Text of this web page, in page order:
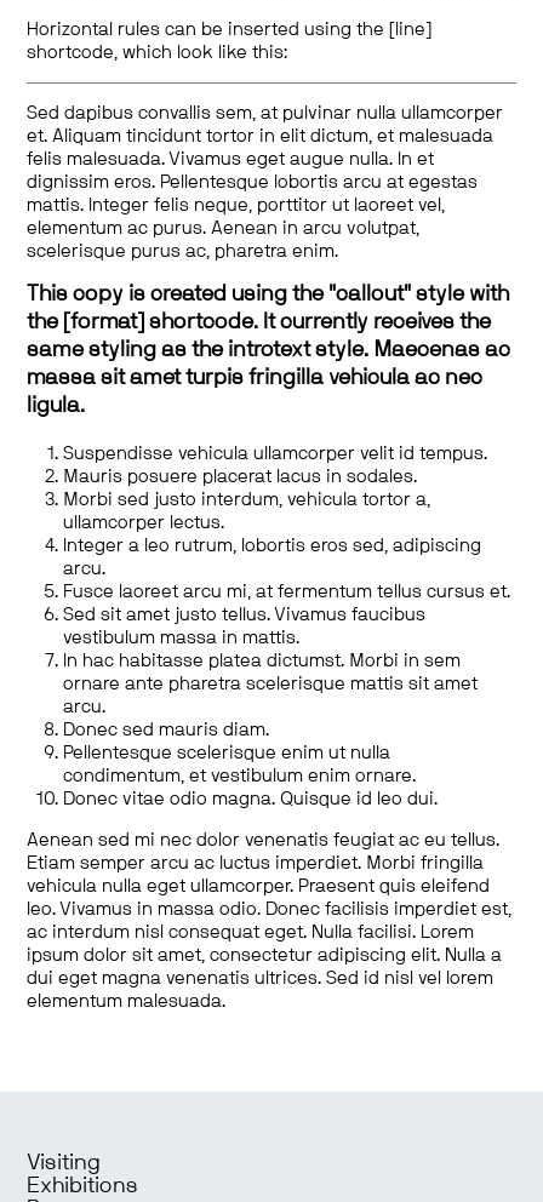
Horizontal rules can be inserted using the [line]
shortcode, which look like this:
Sed dapibus convallis sem, at pulvinar nulla ullamcorper
et. Aliquam tincidunt tortor in elit dictum, et malesuada
felis malesuada. Vivamus eget augue nulla. In et
dignissim eros. Pellentesque lobortis arcu at egestas
mattis. Integer felis neque, porttitor ut laoreet vel,
elementum ac purus. Aenean in arcu volutpat,
scelerisque purus ac, pharetra enim.
This copy is created using the "callout" style with
the [format] shortcode. It currently receives the
same styling as the introtext style. Maecenas ac
massa sit amet turpis fringilla vehicula ac nec
ligula.
Suspendisse vehicula ullamcorper velit id tempus.
Mauris posuere placerat lacus in sodales.
Morbi sed justo interdum, vehicula tortor a,
ullamcorper lectus.
Integer a leo rutrum, lobortis eros sed, adipiscing
arcu.
Fusce laoreet arcu mi, at fermentum tellus cursus et.
Sed sit amet justo tellus. Vivamus faucibus
vestibulum massa in mattis.
In hac habitasse platea dictumst. Morbi in sem
ornare ante pharetra scelerisque mattis sit amet
arcu.
Donec sed mauris diam.
Pellentesque scelerisque enim ut nulla
condimentum, et vestibulum enim ornare.
Donec vitae odio magna. Quisque id leo dui.
Aenean sed mi nec dolor venenatis feugiat ac eu tellus.
Etiam semper arcu ac luctus imperdiet. Morbi fringilla
vehicula nulla eget ullamcorper. Praesent quis eleifend
leo. Vivamus in massa odio. Donec facilisis imperdiet est,
ac interdum nisl consequat eget. Nulla facilisi. Lorem
ipsum dolor sit amet, consectetur adipiscing elit. Nulla a
dui eget magna venenatis ultrices. Sed id nisl vel lorem
elementum malesuada.
Visiting
Exhibitions